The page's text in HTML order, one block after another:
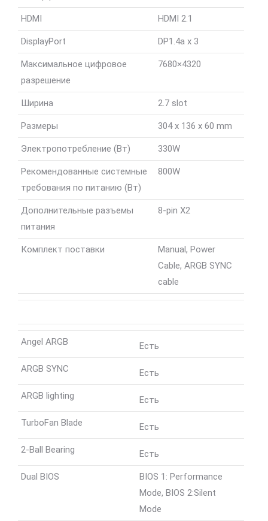
HDMI HDMI 2.1
DisplayPort DP1.4a x 3
Максимальное цифровое
разрешение
7680×4320
Ширина 2.7 slot
Размеры 304 x 136 x 60 mm
Электропотребление (Вт) 330W
Рекомендованные системные
требования по питанию (Вт)
800W
Дополнительные разъемы
питания
8-pin X2
Комплект поставки
Manual, Power
Cable, ARGB SYNC
cable
Angel ARGB Есть
ARGB SYNC Есть
ARGB lighting Есть
TurboFan Blade Есть
2-Ball Bearing Есть
Dual BIOS
BIOS 1: Performance
Mode, BIOS 2:Silent
Mode